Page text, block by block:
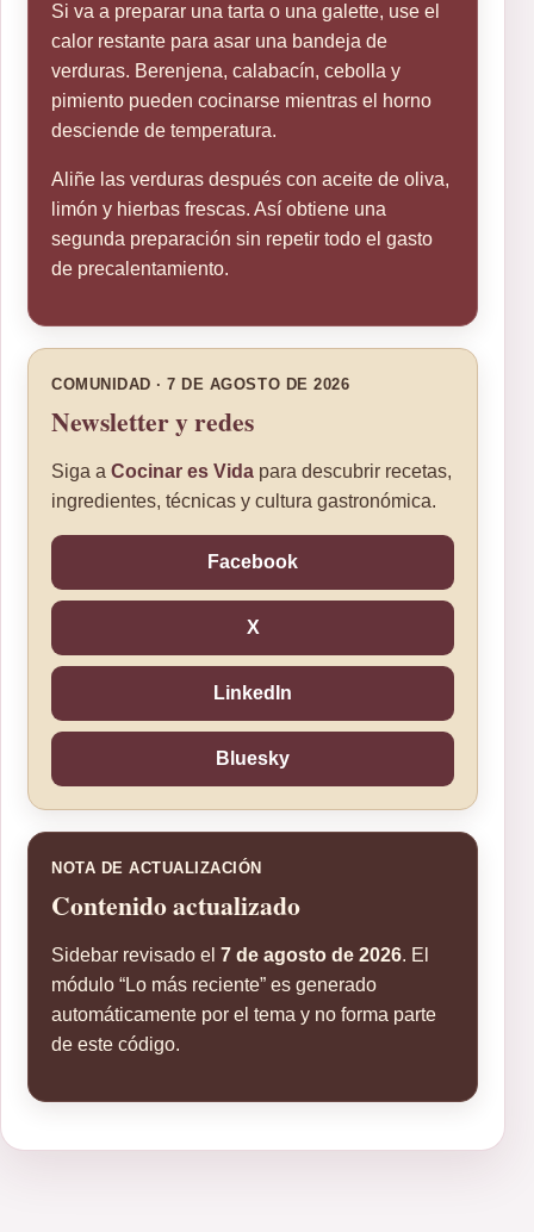
Si va a preparar una tarta o una galette, use el
calor restante para asar una bandeja de
verduras. Berenjena, calabacín, cebolla y
pimiento pueden cocinarse mientras el horno
desciende de temperatura.
Aliñe las verduras después con aceite de oliva,
limón y hierbas frescas. Así obtiene una
segunda preparación sin repetir todo el gasto
de precalentamiento.
COMUNIDAD · 7 DE AGOSTO DE 2026
Newsletter y redes
Siga a Cocinar es Vida para descubrir recetas,
ingredientes, técnicas y cultura gastronómica.
Facebook
X
LinkedIn
Bluesky
NOTA DE ACTUALIZACIÓN
Contenido actualizado
Sidebar revisado el 7 de agosto de 2026. El
módulo “Lo más reciente” es generado
automáticamente por el tema y no forma parte
de este código.